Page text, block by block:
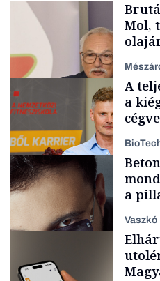
Befektetés
Mol,
Content Lab HUB
A
a
a
a
Vaszkó